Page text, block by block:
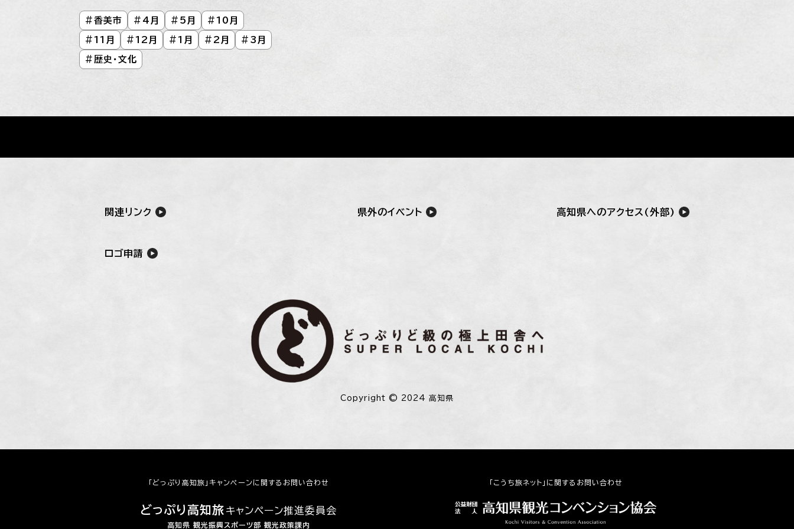
#香美市 # 4月 # 5月 #10月
#11月 #12月 #1月 # 2月 # 3月
# 歴史・文化
関連リンク 県外のイベント 高知県へのアクセス(外部)
ロゴ申請
Copyright © 2024 高知県
「どっぷり高知旅」キャンペーンに関するお問い合わせ
どっぷり高知旅 キャンペーン推進委員会
高知県 観光振興スポーツ部 観光政策課内
「こうち旅ネット」に関するお問い合わせ